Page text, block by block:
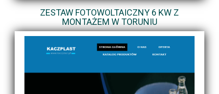
ZESTAW FOTOWOLTAICZNY 6 KW Z
MONTAŻEM W TORUNIU